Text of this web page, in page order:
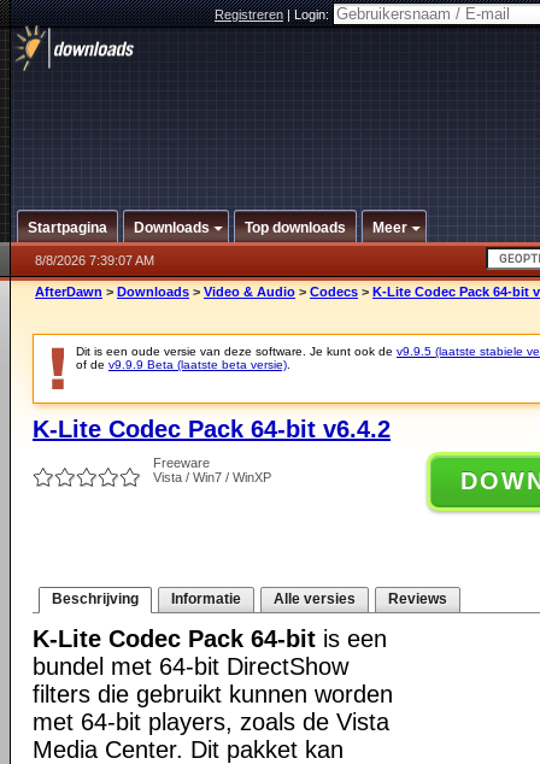
Registreren|Login:
Startpagina Downloads Top downloads Meer
8/8/2026 7:39:07 AM
AfterDawn > Downloads > Video & Audio > Codecs > K-Lite Codec Pack 64-bit
Dit is een oude versie van deze software. Je kunt ook de v9.9.5 (laatste stabiele
of de v9.9.9 Beta (laatste beta versie)
K-Lite Codec Pack 64-bit v6.4.2
Freeware
Vista / Win7 / WinXP
Beschrijving Informatie Alle versies Reviews
K-Lite Codec Pack 64-bit is een
bundel met 64-bit DirectShow
filters die gebruikt kunnen worden
met 64-bit players, zoals de Vista
Media Center. Dit pakket kan